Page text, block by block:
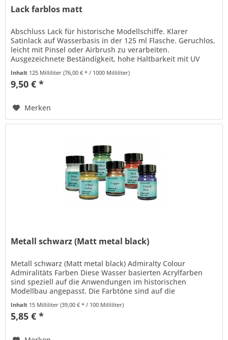
Lack farblos matt
Abschluss Lack für historische Modellschiffe. Klarer
Satinlack auf Wasserbasis in der 125 ml Flasche. Geruchlos,
leicht mit Pinsel oder Airbrush zu verarbeiten.
Ausgezeichnete Beständigkeit, hohe Haltbarkeit mit UV
Inhalt 125 Milliliter(76,00 € * / 1000 Milliliter)
9,50 € *
Merken
Metall schwarz (Matt metal black)
Metall schwarz (Matt metal black) Admiralty Colour
Admiralitäts Farben Diese Wasser basierten Acrylfarben
sind speziell auf die Anwendungen im historischen
Modellbau angepasst. Die Farbtöne sind auf die
Standardfarben der englischen...
Inhalt 15 Milliliter(39,00 € * / 100 Milliliter)
5,85 € *